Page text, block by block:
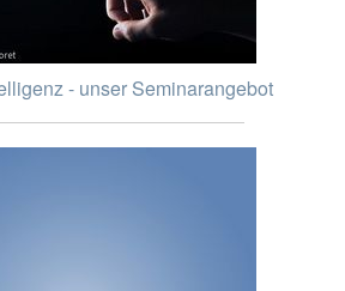
- unser Seminarangebot